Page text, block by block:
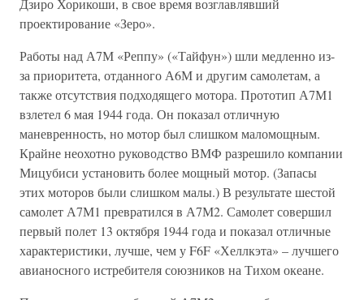
Дзиро Хорикоши, в свое время возглавлявший
проектирование «Зеро».
Работы над А7М «Реппу» («Тайфун») шли медленно из-
за приоритета, отданного А6М и другим самолетам, а
также отсутствия подходящего мотора. Прототип А7М1
взлетел 6 мая 1944 года. Он показал отличную
маневренность, но мотор был слишком маломощным.
Крайне неохотно руководство ВМФ разрешило компании
Мицубиси установить более мощный мотор. (Запасы
этих моторов были слишком малы.) В результате шестой
самолет А7М1 превратился в А7М2. Самолет совершил
первый полет 13 октября 1944 года и показал отличные
характеристики, лучше, чем у F6F «Хеллкэта» – лучшего
авианосного истребителя союзников на Тихом океане.